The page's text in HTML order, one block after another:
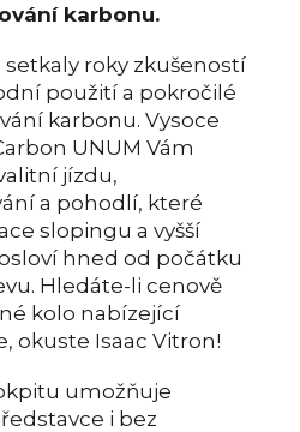
karbonu.
roky zkušeností
použití a pokročilé
karbonu. Vysoce
UNUM Vám
jízdu,
a pohodlí, které
slopingu a vyšší
hned od počátku
Hledáte-li cenově
kolo nabízející
okuste Isaac Vitron!
umožňuje
i bez